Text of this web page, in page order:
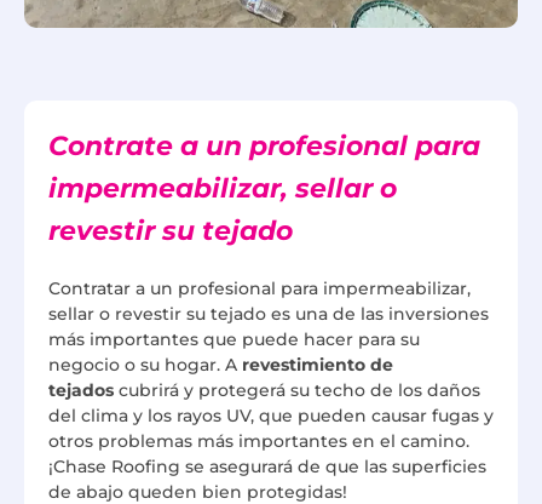
Contrate a un profesional para
impermeabilizar, sellar o
revestir su tejado
Contratar a un profesional para impermeabilizar,
sellar o revestir su tejado es una de las inversiones
más importantes que puede hacer para su
negocio o su hogar. A revestimiento de
tejados cubrirá y protegerá su techo de los daños
del clima y los rayos UV, que pueden causar fugas y
otros problemas más importantes en el camino.
¡Chase Roofing se asegurará de que las superficies
de abajo queden bien protegidas!